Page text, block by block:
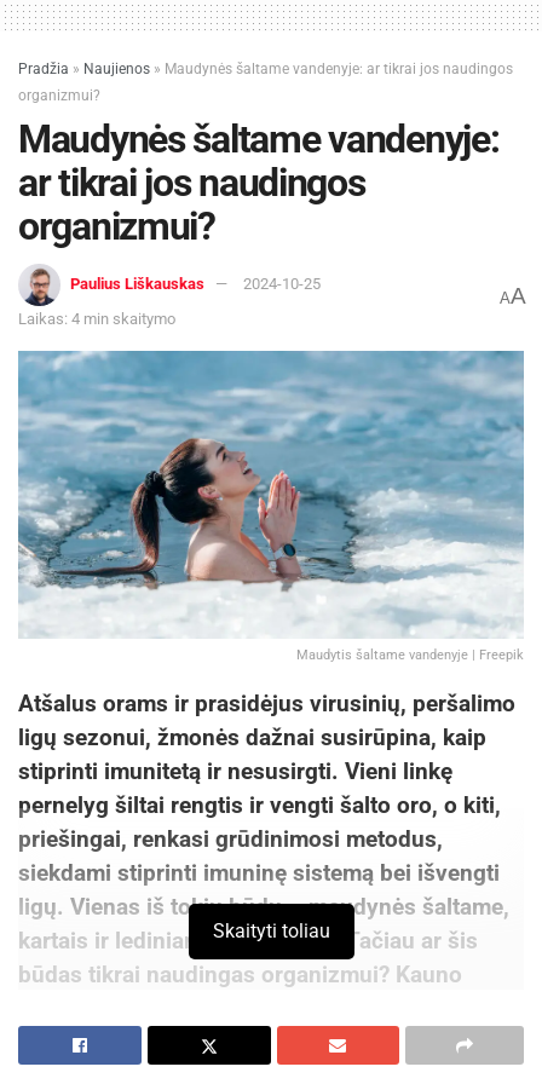
Pradžia » Naujienos » Maudynės šaltame vandenyje: ar tikrai jos naudingos
organizmui?
Maudynės šaltame vandenyje:
ar tikrai jos naudingos
organizmui?
Paulius Liškauskas
2024-10-25
Laikas: 4 min skaitymo
AA
Maudytis šaltame vandenyje | Freepik
Atšalus orams ir prasidėjus virusinių, peršalimo
ligų sezonui, žmonės dažnai susirūpina, kaip
stiprinti imunitetą ir nesusirgti. Vieni linkę
pernelyg šiltai rengtis ir vengti šalto oro, o kiti,
priešingai, renkasi grūdinimosi metodus,
siekdami stiprinti imuninę sistemą bei išvengti
ligų. Vienas iš tokių būdų – maudynės šaltame,
kartais ir lediniame, vandenyje. Tačiau ar šis
būdas tikrai naudingas organizmui? Kauno
Vaitkuvienė sako, kad grūdinimasis tikrai turi
Skaityti toliau